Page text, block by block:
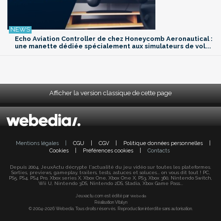
Echo Aviation Controller de chez Honeycomb Aeronautical :
une manette dédiée spécialement aux simulateurs de vol...
Afficher la version classique de cette page
Mentions légales CGU CGV Politique données personnelles
Cookies
Préférences cookies Contacts
Depuis 2004, JeuxActu décrypte l'actualité du jeu vidéo sur toutes les plateformes.
Sorties, previews, gameplay, trailers, tests, astuces et soluces... on vous dit tout ! PC,
PS5, PS4, PS4 Pro, Xbox series X, Xbox One, Xbox One X, PS3, Xbox 360, Nintendo Switch,
Wii U, Nintendo 3DS, Nintendo 2DS, Stadia, Xbox Game Pass...
Jeuxactu.com est édité par Webedia
Réalisation Vitalyn
© 2004-2026 Webedia. Tous droits réservés. Reproduction interdite sans autorisation.